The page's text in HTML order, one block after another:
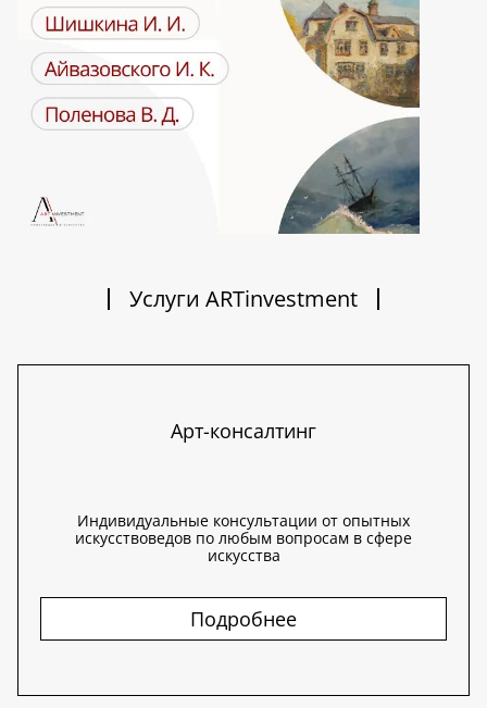
Услуги ARTinvestment
Арт-консалтинг
Индивидуальные консультации от опытных
искусствоведов по любым вопросам в сфере
искусства
Подробнее